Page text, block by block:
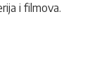
i filmova.